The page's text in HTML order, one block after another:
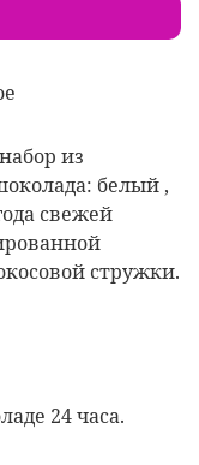
из
белый ,
свежей
стружки.
24 часа.